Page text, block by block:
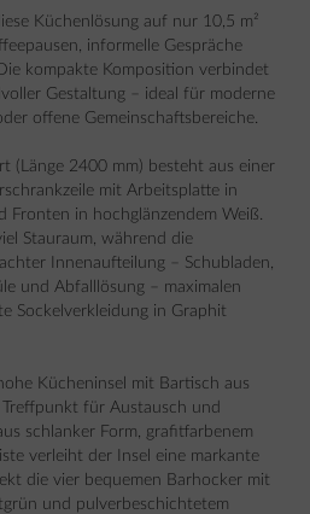
Küchenlösung auf nur 10,5 m²
informelle Gespräche
kompakte Komposition verbindet
Gestaltung – ideal für moderne
offene Gemeinschaftsbereiche.
(Länge 2400 mm) besteht aus einer
mit Arbeitsplatte in
Fronten in hochglänzendem Weiß.
Stauraum, während die
Innenaufteilung – Schubladen,
und Abfalllösung – maximalen
Sockelverkleidung in Graphit
Kücheninsel mit Bartisch aus
für Austausch und
schlanker Form, grafitfarbenem
verleiht der Insel eine markante
die vier bequemen Barhocker mit
und pulverbeschichtetem